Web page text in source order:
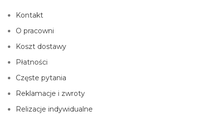
Kontakt
O pracowni
Koszt dostawy
Płatności
Częste pytania
Reklamacje i zwroty
Relizacje indywidualne